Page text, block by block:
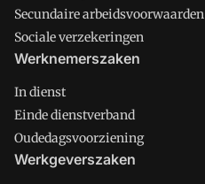
Secundaire arbeidsvoorwaarden
Sociale verzekeringen
Werknemerszaken
In dienst
Einde dienstverband
Oudedagsvoorziening
Werkgeverszaken